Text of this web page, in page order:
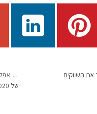
←
של 2020
את השווקים